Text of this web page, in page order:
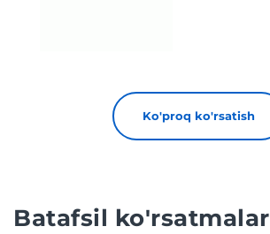
Ko'proq ko'rsatish
Batafsil ko'rsatmalar